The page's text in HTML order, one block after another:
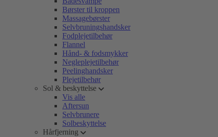
Børster til kroppen
Massagebørster
Selvbruningshandsker
Fodplejetilbehør
Flannel
Hånd- & fodsmykker
Negleplejetilbehør
Peelinghandsker
Plejetilbehør
Sol & beskyttelse
Vis alle
Aftersun
Selvbrunere
Solbeskyttelse
Hårfjerning